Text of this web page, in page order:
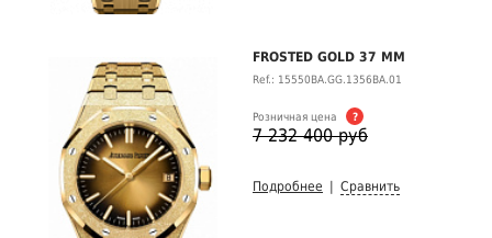
FROSTED GOLD 37 MM
Ref.: 15550BA.GG.1356BA.01
Розничная цена ?
7 232 400 руб
Подробнее Сравнить